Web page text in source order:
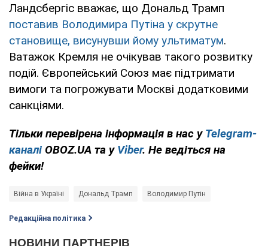
Ландсбергіс вважає, що Дональд Трамп
поставив Володимира Путіна у скрутне
становище, висунувши йому ультиматум.
Ватажок Кремля не очікував такого розвитку
подій. Європейський Союз має підтримати
вимоги та погрожувати Москві додатковими
санкціями.
Тільки перевірена інформація в нас у Telegram-
каналі OBOZ.UA та у Viber. Не ведіться на
фейки!
Війна в Україні Дональд Трамп Володимир Путін
Редакційна політика